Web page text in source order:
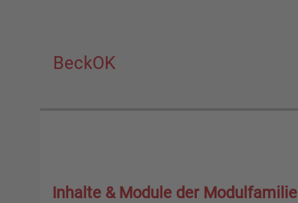
BeckOK
Inhalte & Module der Modulfamilie